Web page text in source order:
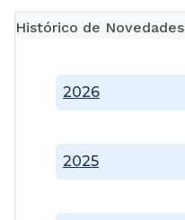
Histórico de Novedades
2025
2026